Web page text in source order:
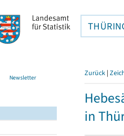
Newsletter Zurück |
in